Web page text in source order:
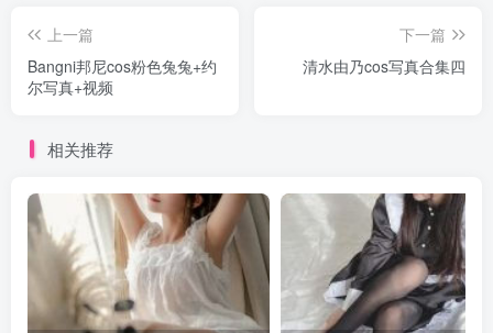
上一篇
Bangni邦尼cos粉色兔兔+约
尔写真+视频
下一篇
清水由乃cos写真合集四
相关推荐